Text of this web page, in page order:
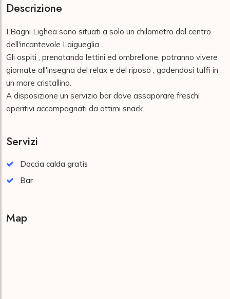
Descrizione
I Bagni Lighea sono situati a solo un chilometro dal centro
dell'incantevole Laigueglia .
Gli ospiti , prenotando lettini ed ombrellone, potranno vivere
giornate all'insegna del relax e del riposo , godendosi tuffi in
un mare cristallino.
A disposizione un servizio bar dove assaporare freschi
aperitivi accompagnati da ottimi snack.
Servizi
Doccia calda gratis
Bar
Map